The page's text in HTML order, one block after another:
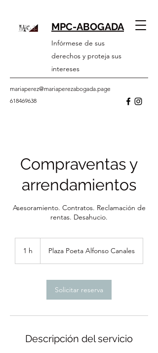
MPC-ABOGADA
Infórmese de sus
derechos y proteja sus
intereses
mariaperez@mariaperezabogada.page
618469638
Compraventas y
arrendamientos
Asesoramiento. Contratos. Reclamación de
rentas. Desahucio.
1 h Plaza Poeta Alfonso Canales
Solicitar reserva
Descripción del servicio